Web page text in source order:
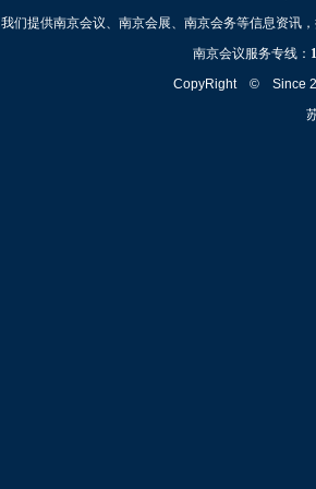
我们提供南京会议、南京会展、南京会务等信息资讯
南京会议服务专线：
CopyRight © Since